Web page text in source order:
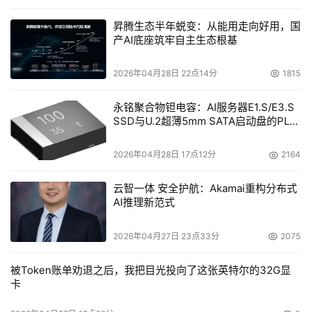
昇腾生态半年蜕变：从能用走向好用，国
产AI底座筑牢自主生态根基
2026年04月28日 22点14分 1815
永铭聚合物钽电容：AI服务器E1.S/E3.S
SSD与U.2超薄5mm SATA启动盘的PLP
2026年04月28日 17点12分 2164
云智一体 安全护航：Akamai重构分布式
AI推理新范式
2026年04月27日 23点33分 2075
被Token账单劝退之后，我把目光投向了这张英特尔的32G显
卡